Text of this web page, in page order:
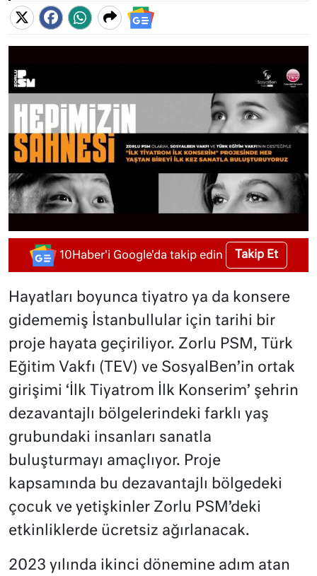
10Haber'i Google'da takip edin Takip Et
Hayatları boyunca tiyatro ya da konsere
gidememiş İstanbullular için tarihi bir
proje hayata geçiriliyor. Zorlu PSM, Türk
Eğitim Vakfı (TEV) ve SosyalBen’in ortak
girişimi ‘İlk Tiyatrom İlk Konserim’ şehrin
dezavantajlı bölgelerindeki farklı yaş
grubundaki insanları sanatla
buluşturmayı amaçlıyor. Proje
kapsamında bu dezavantajlı bölgedeki
çocuk ve yetişkinler Zorlu PSM’deki
etkinliklerde ücretsiz ağırlanacak.
2023 yılında ikinci dönemine adım atan